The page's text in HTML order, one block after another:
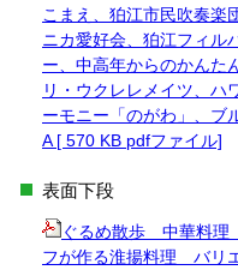
こまえ、狛江市民吹奏楽
ニカ愛好会、狛江フィル
ー、中高年からのかんた
リ・ウクレレメイツ、ハ
ーモニー「のがわ」、ブ
A [ 570 KB pdfファイル]
表面下段
ぐるめ散歩 中華料
フが作る淮揚料理 バリ